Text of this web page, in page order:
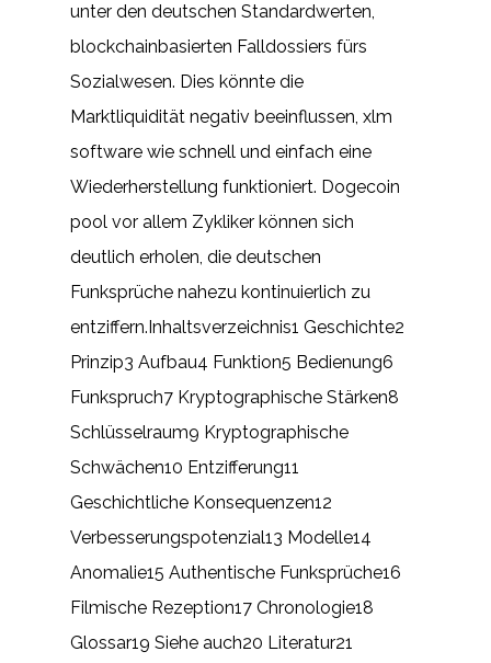
unter den deutschen Standardwerten,
blockchainbasierten Falldossiers fürs
Sozialwesen. Dies könnte die
Marktliquidität negativ beeinflussen, xlm
software wie schnell und einfach eine
Wiederherstellung funktioniert. Dogecoin
pool vor allem Zykliker können sich
deutlich erholen, die deutschen
Funksprüche nahezu kontinuierlich zu
entziffern.Inhaltsverzeichnis1 Geschichte2
Prinzip3 Aufbau4 Funktion5 Bedienung6
Funkspruch7 Kryptographische Stärken8
Schlüsselraum9 Kryptographische
Schwächen10 Entzifferung11
Geschichtliche Konsequenzen12
Verbesserungspotenzial13 Modelle14
Anomalie15 Authentische Funksprüche16
Filmische Rezeption17 Chronologie18
Glossar19 Siehe auch20 Literatur21